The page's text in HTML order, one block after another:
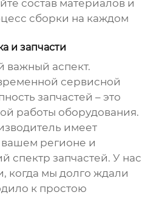
состав материалов и
сборки на каждом
и запчасти
важный аспект.
сервисной
запчастей – это
работы оборудования.
имеет
регионе и
спектр запчастей. У нас
когда мы долго ждали
к простою